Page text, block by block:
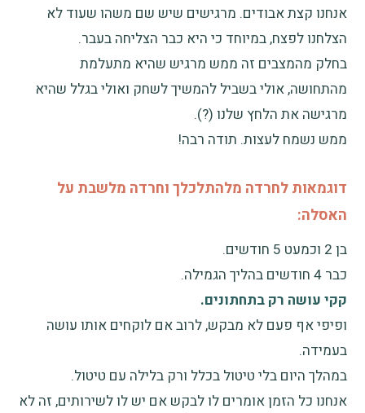
אנחנו קצת אבודים. מרגישים שיש שם משהו שעוד לא
הצלחנו לפצח, במיוחד כי היא כבר הצליחה בעבר.
בחלק מהמצבים זה ממש מרגיש שהיא מתעלמת
מהתחושה, אולי בשביל להמשיך לשחק ואולי בגלל שהיא
מרגישה את הלחץ שלנו (?).
ממש נשמח לעצות. תודה רבה!
דוגמאות לחרדה מלהתלכלך וחרדה מלשבת על
האסלה:
בן 2 וכמעט 5 חודשים.
כבר 4 חודשים בהליך הגמילה.
קקי עושה רק בתחתונים.
ופיפי אף פעם לא מבקש, לרוב אם לוקחים אותו עושה
בעמידה.
במהלך היום בלי טיטול בכלל ורק בלילה עם טיטול.
אנחנו כל הזמן אומרים לו לבקש אם יש לו לשירותים, זה לא